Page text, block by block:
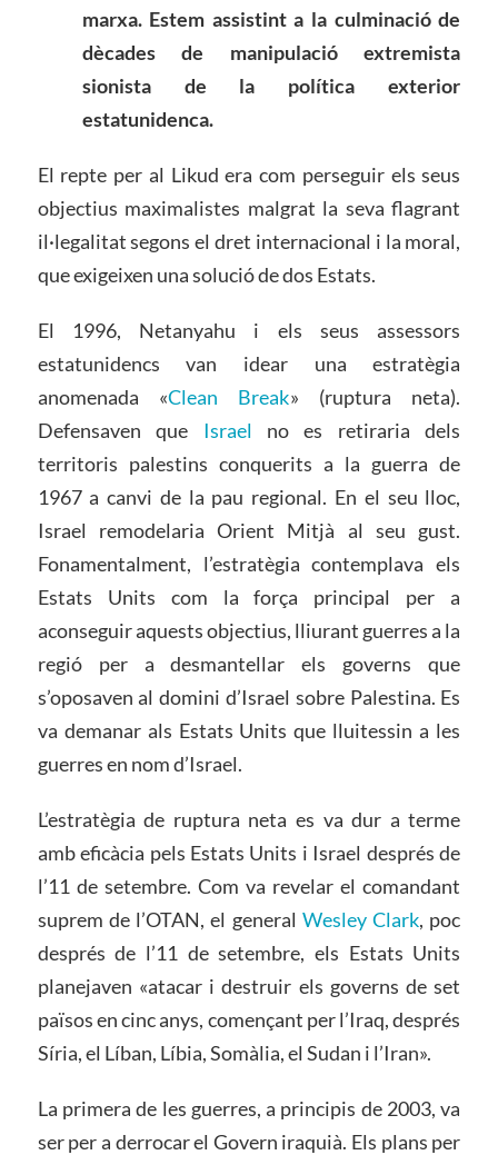
marxa. Estem assistint a la culminació de
dècades de manipulació extremista
sionista de la política exterior
estatunidenca.
El repte per al Likud era com perseguir els seus
objectius maximalistes malgrat la seva flagrant
il·legalitat segons el dret internacional i la moral,
que exigeixen una solució de dos Estats.
El 1996, Netanyahu i els seus assessors
estatunidencs van idear una estratègia
anomenada «Clean Break» (ruptura neta).
Defensaven que Israel no es retiraria dels
territoris palestins conquerits a la guerra de
1967 a canvi de la pau regional. En el seu lloc,
Israel remodelaria Orient Mitjà al seu gust.
Fonamentalment, l’estratègia contemplava els
Estats Units com la força principal per a
aconseguir aquests objectius, lliurant guerres a la
regió per a desmantellar els governs que
s’oposaven al domini d’Israel sobre Palestina. Es
va demanar als Estats Units que lluitessin a les
guerres en nom d’Israel.
L’estratègia de ruptura neta es va dur a terme
amb eficàcia pels Estats Units i Israel després de
l’11 de setembre. Com va revelar el comandant
suprem de l’OTAN, el general Wesley Clark, poc
després de l’11 de setembre, els Estats Units
planejaven «atacar i destruir els governs de set
països en cinc anys, començant per l’Iraq, després
Síria, el Líban, Líbia, Somàlia, el Sudan i l’Iran».
La primera de les guerres, a principis de 2003, va
ser per a derrocar el Govern iraquià. Els plans per